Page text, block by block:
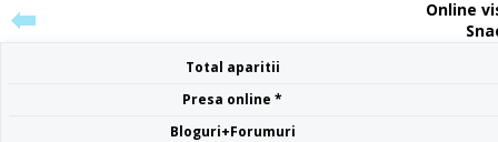
Online
Total aparitii
Presa online *
Bloguri+Forumuri